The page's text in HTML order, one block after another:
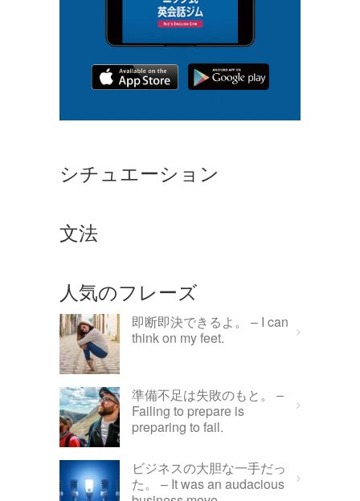
シチュエーション
文法
人気のフレーズ
即断即決できるよ。 – I can
think on my feet.
準備不足は失敗のもと。 –
Failing to prepare is
preparing to fail.
ビジネスの大胆な一手だっ
た。 – It was an audacious